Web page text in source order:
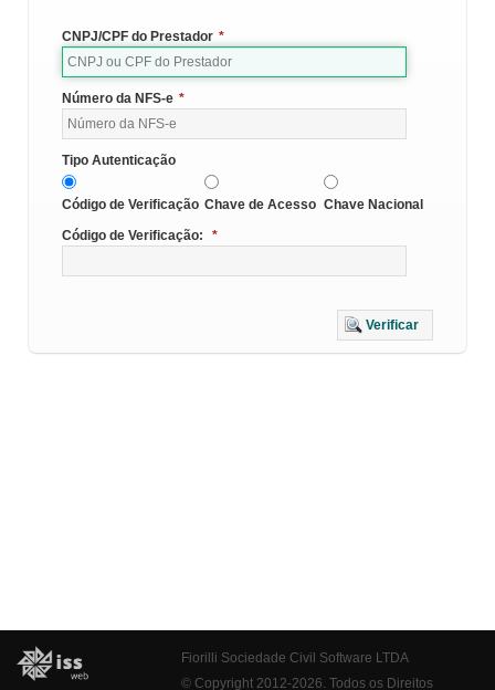
CNPJ/CPF do Prestador *
Número da NFS-e *
Tipo Autenticação
Código de Verificação Chave de Acesso Chave Nacional
Código de Verificação:
*
Verificar
Fiorilli Sociedade Civil Software LTDA
© Copyright 2012-2026. Todos os Direitos